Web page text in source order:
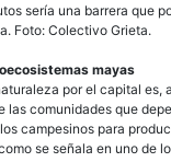
sería una barrera que
Foto: Colectivo Grieta.
mayas
por el capital es,
las comunidades que
campesinos para
se señala en uno de